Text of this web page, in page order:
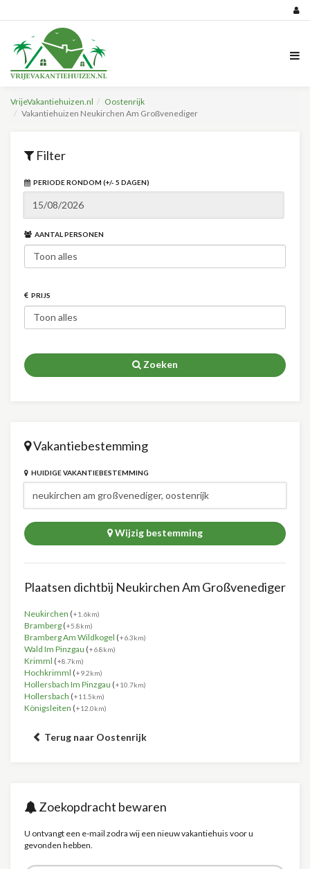
VrijeVakantiehuizen.nl
Oostenrijk
Vakantiehuizen Neukirchen Am Großvenediger
Filter
PERIODE RONDOM (+/- 5 DAGEN)
AANTAL PERSONEN
PRIJS
Zoeken
Vakantiebestemming
HUIDIGE VAKANTIEBESTEMMING
Wijzig bestemming
Plaatsen dichtbij Neukirchen Am Großvenediger
Neukirchen (+1.6km)
Bramberg (+5.8km)
Bramberg Am Wildkogel (+6.3km)
Wald Im Pinzgau (+6.8km)
Krimml (+8.7km)
Hochkrimml (+9.2km)
Hollersbach Im Pinzgau (+10.7km)
Hollersbach (+11.5km)
Königsleiten (+12.0km)
Terug naar Oostenrijk
Zoekopdracht bewaren
U ontvangt een e-mail zodra wij een nieuw vakantiehuis voor u
gevonden hebben.